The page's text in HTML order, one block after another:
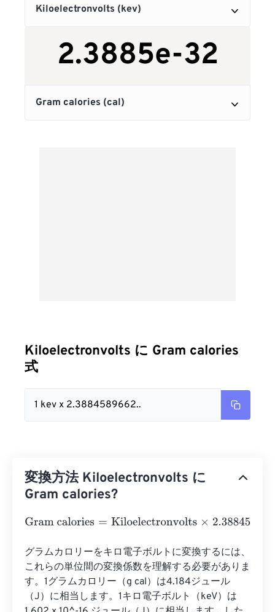
Kiloelectronvolts に Gram calories
式
1 kev x 2.3884589662..
変換方法 Kiloelectronvolts に
Gram calories?
Gram calories=Kiloelectronvolts×2.3884589662755
グラムカロリーをキロ電子ボルトに変換するには、
これらの単位間の変換係数を理解する必要がありま
す。1グラムカロリー（g cal）は4.184ジュール
（J）に相当します。1キロ電子ボルト（keV）は